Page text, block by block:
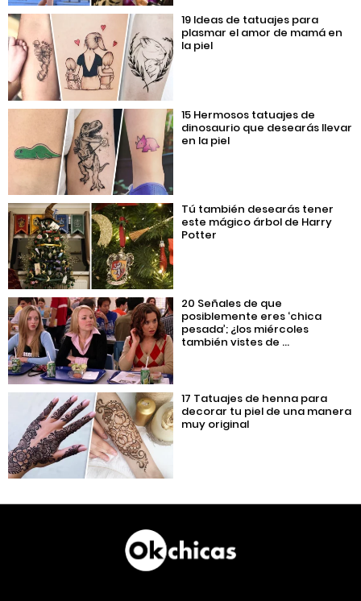
19 Ideas de tatuajes para
plasmar el amor de mamá en
la piel
15 Hermosos tatuajes de
dinosaurio que desearás llevar
en la piel
Tú también desearás tener
este mágico árbol de Harry
Potter
20 Señales de que
posiblemente eres ‘chica
pesada’; ¿los miércoles
también vistes de ...
17 Tatuajes de henna para
decorar tu piel de una manera
muy original